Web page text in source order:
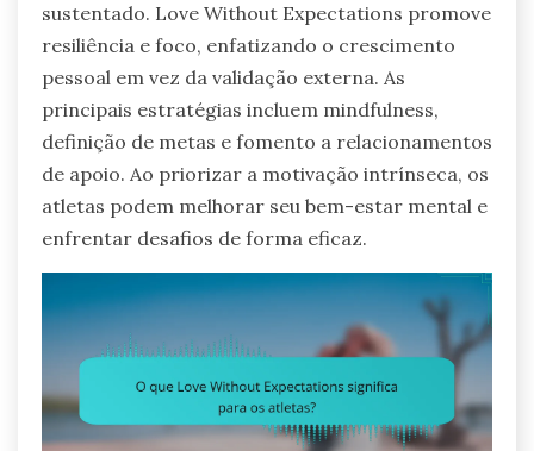
sustentado. Love Without Expectations promove
resiliência e foco, enfatizando o crescimento
pessoal em vez da validação externa. As
principais estratégias incluem mindfulness,
definição de metas e fomento a relacionamentos
de apoio. Ao priorizar a motivação intrínseca, os
atletas podem melhorar seu bem-estar mental e
enfrentar desafios de forma eficaz.